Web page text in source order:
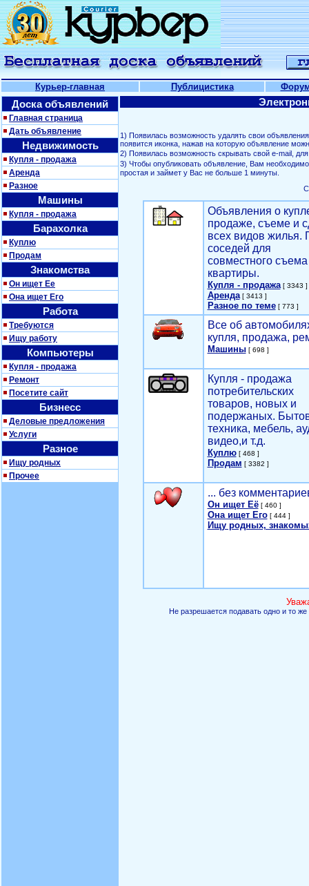
Курьер-главная Публицистика
Доска объявлений
Главная страница
Дать объявление
Недвижимость
Купля - продажа
Аренда
Разное
Машины
Купля - продажа
Барахолка
Куплю
Продам
Знакомства
Он ищет Ее
Она ищет Его
Работа
Требуются
Ищу работу
Компьютеры
Купля - продажа
Ремонт
Посетите сайт
Бизнесс
Деловые предложения
Услуги
Разное
Ищу родных
Прочее
1) Появилась возможность удалять свои
появится иконка, нажав на которую объявление
2) Появилась возможность скрывать свой е-mail,
3) Чтобы опубликовать объявление, Вам
простая и займет у Вас не больше 1 минуты.
Объявления о
продаже, съеме и
всех видов жилья.
соседей для
совместного съема
квартиры.
Купля - продажа[ 3343 ]
Аренда[ 3413 ]
Разное по теме[ 773 ]
Все об
купля, продажа,
Машины[ 698 ]
Купля - продажа
потребительских
товаров, новых и
подержаных.
техника, мебель,
видео,и т.д.
Куплю[ 468 ]
Продам [ 3382 ]
... без
Он ищет Её[ 460 ]
Она ищет Его[ 444 ]
Ищу родных,
Не разрешается подавать одно и то